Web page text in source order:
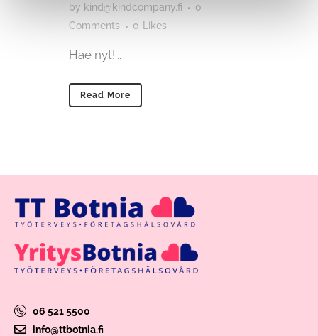
by kind@kindcompany.fi
0
Comments
0 Likes
Hae nyt!...
Read More
06 521 5500
info@ttbotnia.fi